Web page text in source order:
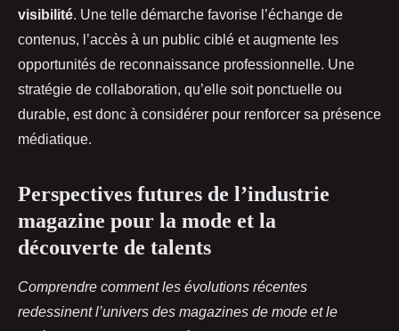
visibilité. Une telle démarche favorise l’échange de
contenus, l’accès à un public ciblé et augmente les
opportunités de reconnaissance professionnelle. Une
stratégie de collaboration, qu’elle soit ponctuelle ou
durable, est donc à considérer pour renforcer sa présence
médiatique.
Perspectives futures de l’industrie
magazine pour la mode et la
découverte de talents
Comprendre comment les évolutions récentes
redessinent l’univers des magazines de mode et le